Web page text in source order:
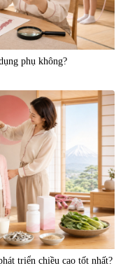
phụ không?
triển chiều cao tốt nhất?